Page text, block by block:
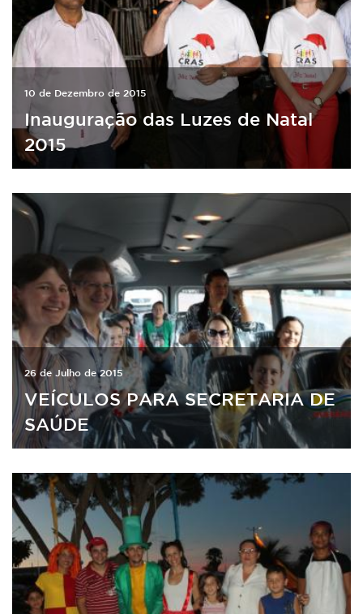
10 de Dezembro de 2015
Inauguração das Luzes de Natal
2015
26 de Julho de 2015
VEÍCULOS PARA SECRETARIA DE
SAÚDE